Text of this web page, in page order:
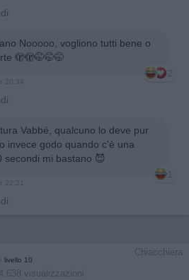
Nooooo, vogliono tutti bene o
🫣🫣🤭🤭🤭
2
20:34
Vabbé, qualcuno lo deve pur
invece godo quando c'è una
secondi mi bastano 😈
1
22:21
Chiacchiera
livello 10
visualizzazioni